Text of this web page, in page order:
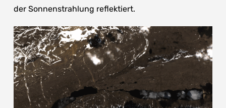
der Sonnenstrahlung reflektiert.